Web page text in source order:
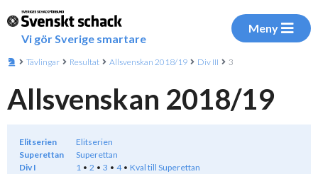
Vi gör Sverige smartare
Meny
Tävlingar Resultat Allsvenskan 2018/19 Div III 3
Allsvenskan 2018/19
Elitserien
Elitserien
Superettan
Superettan
Div I
1 2 3 4
Kval till Superettan